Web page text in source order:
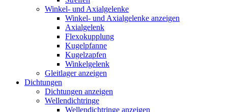
Winkel- und Axialgelenke
Winkel- und Axialgelenke anzeigen
Axialgelenk
Flexokupplung
Kugelpfanne
Kugelzapfen
Winkelgelenk
Gleitlager anzeigen
Dichtungen
Dichtungen anzeigen
Wellendichtringe
Wellendichtringe anzeigen